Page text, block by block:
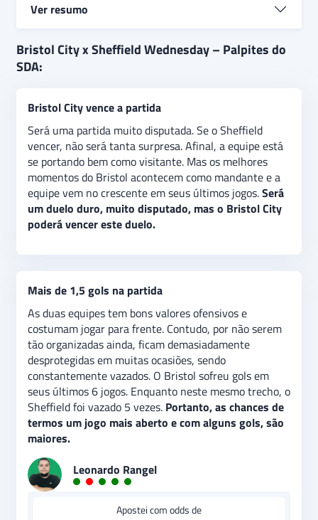
Ver resumo
Bristol City e Sheffield Wednesday se enfrentam pela
8ª rodada da Championship 24/25. O Bristol não
em 3 dos últimos 4 jogos, vencendo metade destes
duelos.O palpite éde vitória do Bristol City,
apostando na volta dos caminhos das vitórias da
equipe ao jogar como mandante. Além disso, há a
expectativa de que a partida tenha pelo menos dois
gols, indicando uma aposta de “acima de 1,5 gols” no
jogo.
Bristol City x Sheffield Wednesday – Palpites do
SDA:
Bristol City vence a partida
Será uma partida muito disputada. Se o Sheffield
vencer, não será tanta surpresa. Afinal, a equipe está
se portando bem como visitante. Mas os melhores
momentos do Bristol acontecem como mandante e a
equipe vem no crescente em seus últimos jogos.Será
um duelo duro, muito disputado, mas o Bristol City
poderá vencer este duelo.
Mais de 1,5 gols na partida
As duas equipes tem bons valores ofensivos e
costumam jogar para frente. Contudo, por não serem
tão organizadas ainda, ficam demasiadamente
desprotegidas em muitas ocasiões, sendo
constantemente vazados. O Bristol sofreu gols em
seus últimos 6 jogos. Enquanto neste mesmo trecho, o
Sheffield foi vazado 5 vezes. Portanto, as chances de
termos um jogo mais aberto e com alguns gols, são
maiores.
Leonardo Rangel
Apostei com odds de